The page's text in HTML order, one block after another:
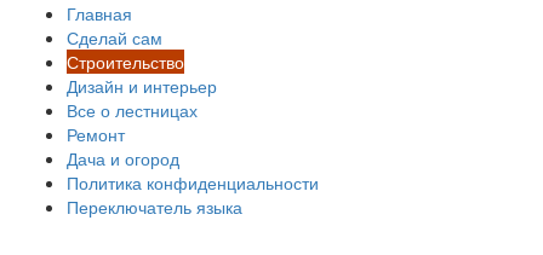
Главная
Сделай сам
Строительство
Дизайн и интерьер
Все о лестницах
Ремонт
Дача и огород
Политика конфиденциальности
Переключатель языка